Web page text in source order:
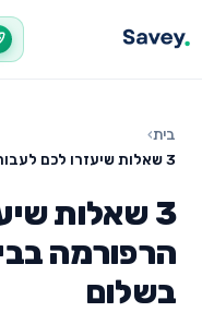
בית›
3 שאלות שיעזרו לכם לעבור את הרפורמה בביטוחי הבריאות בשלום
3 שאלות
הרפורמה
בשלום